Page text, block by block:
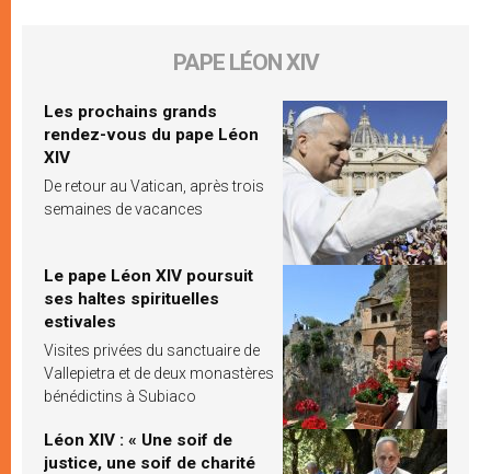
PAPE LÉON XIV
Les prochains grands
rendez-vous du pape Léon
XIV
De retour au Vatican, après trois
semaines de vacances
Le pape Léon XIV poursuit
ses haltes spirituelles
estivales
Visites privées du sanctuaire de
Vallepietra et de deux monastères
bénédictins à Subiaco
Léon XIV : « Une soif de
justice, une soif de charité